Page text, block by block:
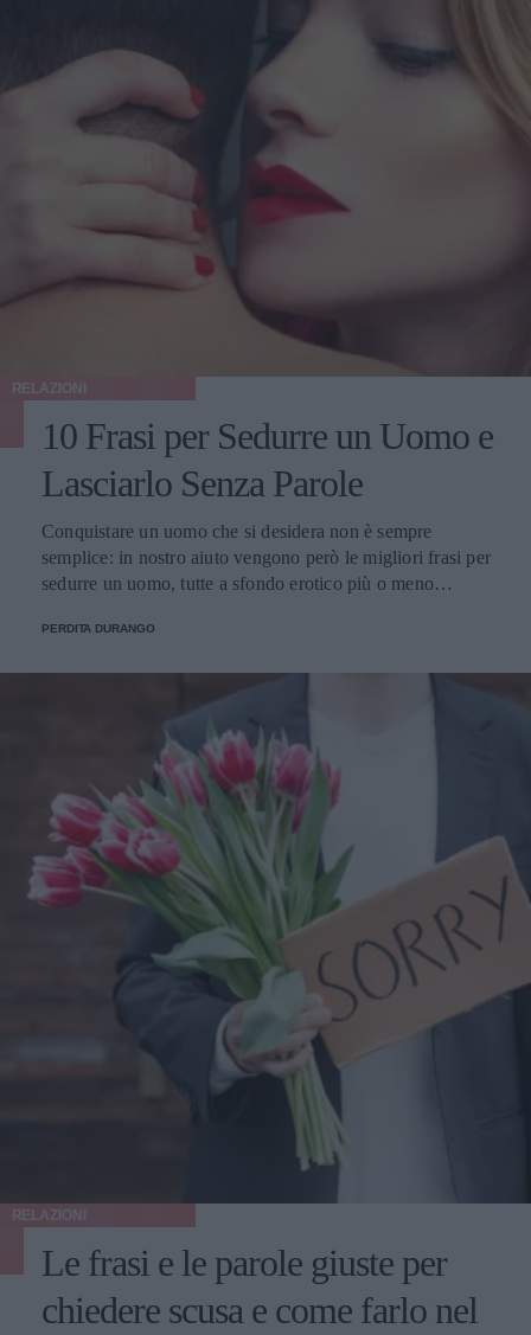
RELAZIONI
10 Frasi per Sedurre un Uomo e
Lasciarlo Senza Parole
Conquistare un uomo che si desidera non è sempre
semplice: in nostro aiuto vengono però le migliori frasi per
sedurre un uomo, tutte a sfondo erotico più o meno
PERDITA DURANGO
RELAZIONI
Le frasi e le parole giuste per
chiedere scusa e come farlo nel